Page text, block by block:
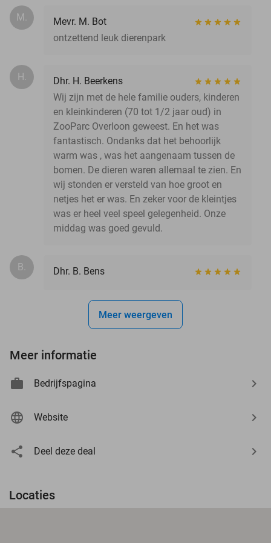
M.
Mevr. M. Bot
ontzettend leuk dierenpark
H.
Dhr. H. Beerkens
Wij zijn met de hele familie ouders, kinderen
en kleinkinderen (70 tot 1/2 jaar oud) in
ZooParc Overloon geweest. En het was
fantastisch. Ondanks dat het behoorlijk
warm was , was het aangenaam tussen de
bomen. De dieren waren allemaal te zien. En
wij stonden er versteld van hoe groot en
netjes het er was. En zeker voor de kleintjes
was er heel veel speel gelegenheid. Onze
middag was goed gevuld.
B. Dhr. B. Bens
Meer weergeven
Meer informatie
Bedrijfspagina
Website
Deel deze deal
Locaties